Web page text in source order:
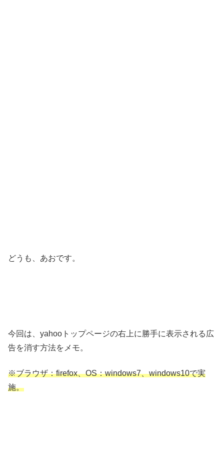
どうも、あおです。
今回は、yahooトップページの右上に勝手に表示される広
告を消す方法をメモ。
※ブラウザ：firefox、OS：windows7、windows10で実
施。